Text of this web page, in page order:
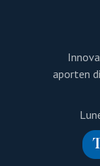
aporten